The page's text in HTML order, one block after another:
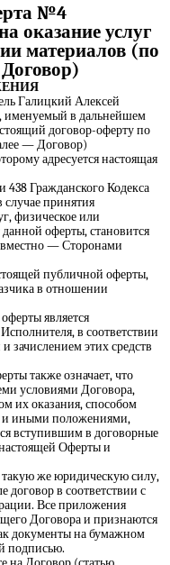
№4
оказание услуг
материалов (по
Галицкий Алексей
именуемый в дальнейшем
договор-оферту по
— Договор)
адресуется настоящая
438 Гражданского Кодекса
принятия
физическое или
оферты, становится
— Сторонами
публичной оферты,
в отношении
является
в соответствии
зачислением этих средств
также означает, что
условиями Договора,
их оказания, способом
и иными положениями,
вступившим в договорные
Оферты и
же юридическую силу,
в соответствии с
Все приложения
Договора и признаются
документы на бумажном
подписью.